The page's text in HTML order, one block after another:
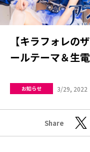
【キラフォレの
ールテーマ＆生
お知らせ 3/29, 2022
Share